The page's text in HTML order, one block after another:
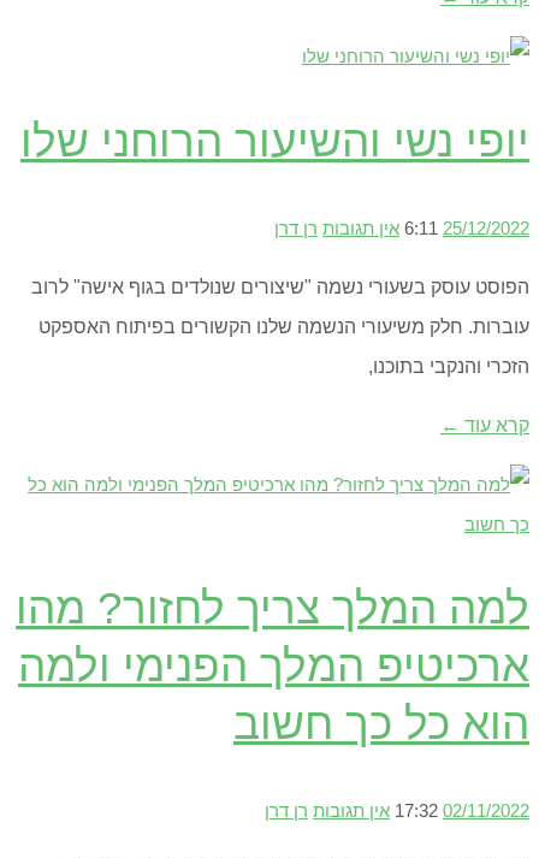
יופי נשי והשיעור הרוחני שלו
25/12/2022
6:11 אין תגובות רן דרן
הפוסט עוסק בשעורי נשמה "שיצורים שנולדים בגוף אישה" לרוב
עוברות. חלק משיעורי הנשמה שלנו הקשורים בפיתוח האספקט
הזכרי והנקבי בתוכנו,
קרא עוד ←
למה המלך צריך לחזור? מהו
ארכיטיפ המלך הפנימי ולמה
הוא כל כך חשוב
02/11/2022
17:32 אין תגובות רן דרן